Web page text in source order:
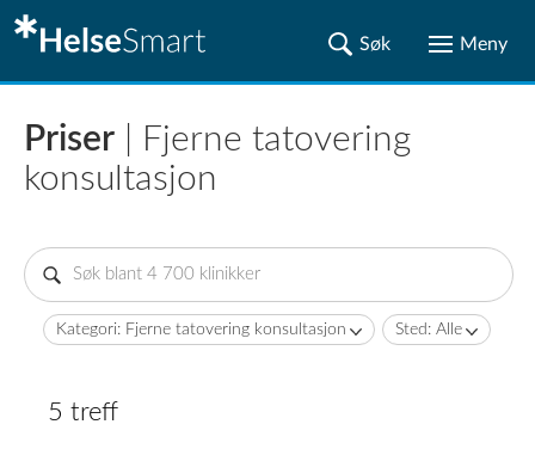
Priser | Fjerne tatovering
konsultasjon
Kategori: Fjerne tatovering konsultasjon Sted: Alle
5 treff